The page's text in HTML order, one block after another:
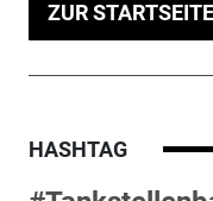
ZUR STARTSEITE
HASHTAG